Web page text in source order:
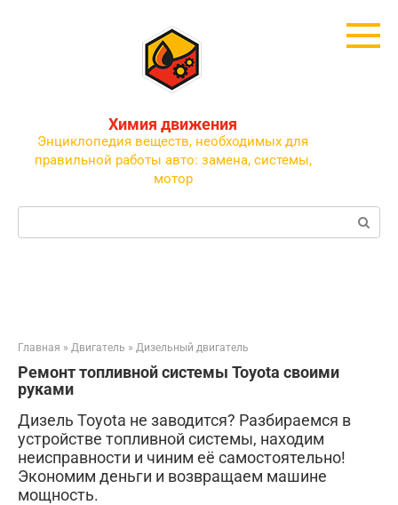
Химия движения
Энциклопедия веществ, необходимых для
правильной работы авто: замена, системы,
мотор
Поиск:
Главная » Двигатель » Дизельный двигатель
Ремонт топливной системы Toyota своими
руками
Дизель Toyota не заводится? Разбираемся в
устройстве топливной системы, находим
неисправности и чиним её самостоятельно!
Экономим деньги и возвращаем машине
мощность.